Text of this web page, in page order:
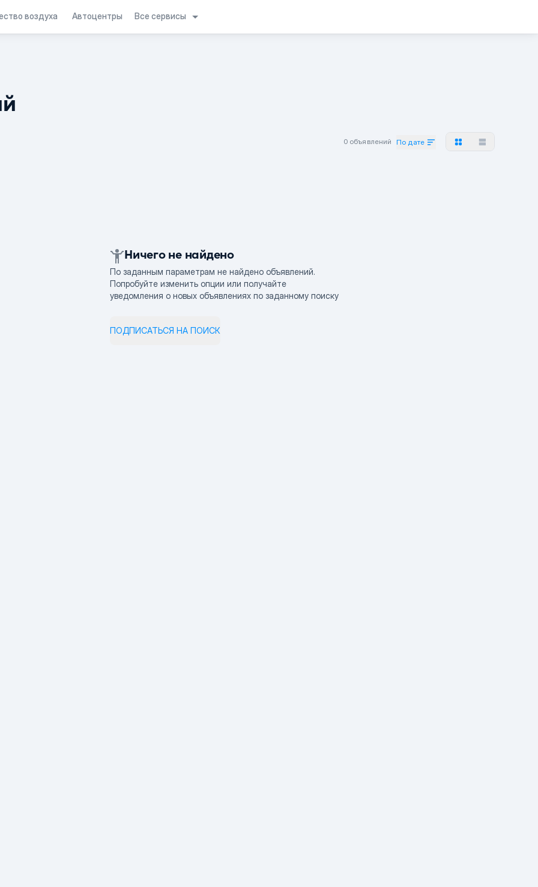
воздуха Автоцентры Все сервисы
0 объявлений По дате
Ничего не найдено
По заданным параметрам не найдено объявлений.
Попробуйте изменить опции или получайте
уведомления о новых объявлениях по заданному поиску
ПОДПИСАТЬСЯ НА ПОИСК